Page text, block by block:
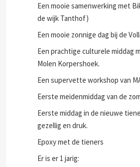
Een mooie samenwerking met
de wijk Tanthof)
Een mooie zonnige dag bij de
Een prachtige culturele middag
Molen Korpershoek.
Een supervette workshop van
Eerste meidenmiddag van de
Eerste middag in de nieuwe
gezellig en druk.
Epoxy met de tieners
Er is er 1 jarig: